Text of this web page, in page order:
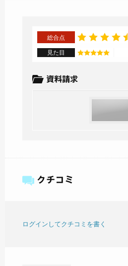
総合点
見た目
ログインしてクチコミを書く